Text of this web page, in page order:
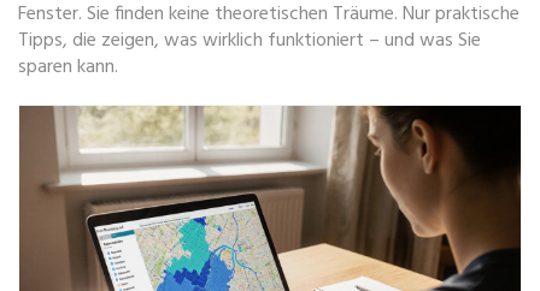
Fenster. Sie finden keine theoretischen Träume. Nur praktische
Tipps, die zeigen, was wirklich funktioniert – und was Sie
sparen kann.